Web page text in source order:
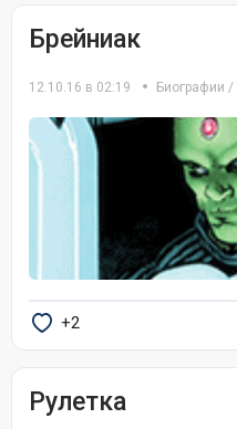
Брейниак
12.10.16 в 02:19 Биографии /
+2
Рулетка